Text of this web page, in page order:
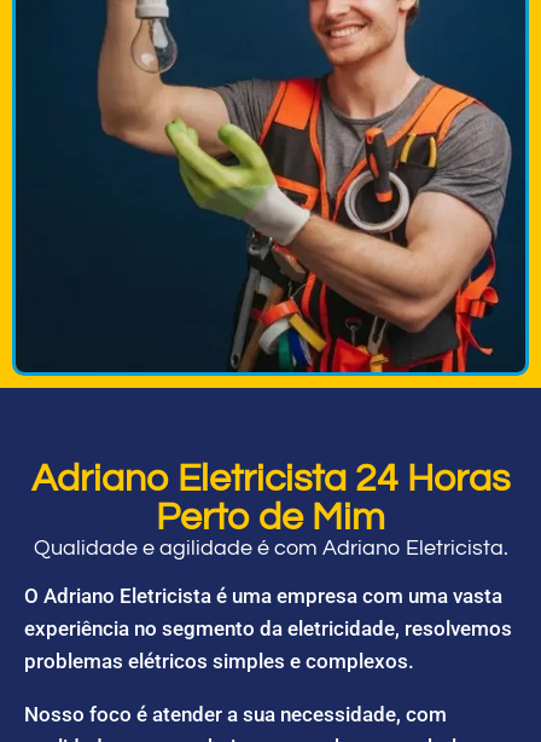
Adriano Eletricista 24 Horas
Perto de Mim
Qualidade e agilidade é com Adriano Eletricista.
O Adriano Eletricista é uma empresa com uma vasta
experiência no segmento da eletricidade, resolvemos
problemas elétricos simples e complexos.
Nosso foco é atender a sua necessidade, com